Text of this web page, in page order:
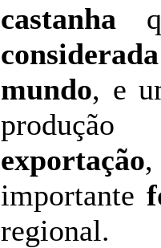
castanha
mundo, e
exportação,
importante
regional.